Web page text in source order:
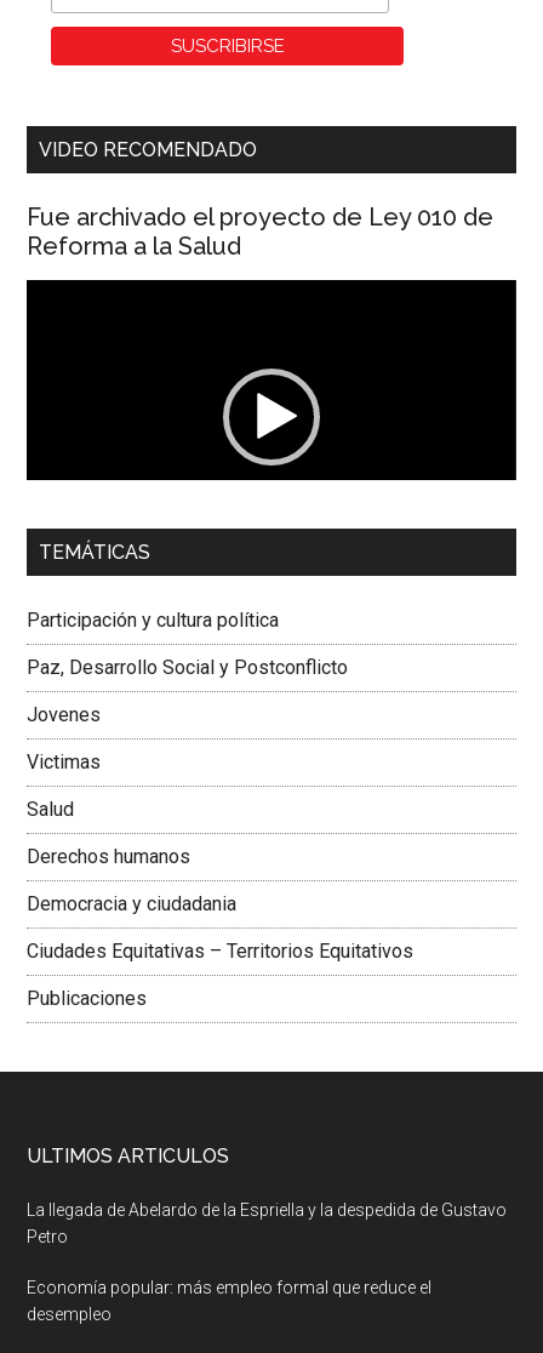
VIDEO RECOMENDADO
Fue archivado el proyecto de Ley 010 de
Reforma a la Salud
00:00 01:04
Dra. Carolina Corcho Mejía,Presidenta Corporación
Colombiana
TEMÁTICAS
Participación y cultura política
Paz, Desarrollo Social y Postconflicto
Jovenes
Victimas
Salud
Derechos humanos
Democracia y ciudadania
Ciudades Equitativas – Territorios Equitativos
Publicaciones
ULTIMOS ARTICULOS
La llegada de Abelardo de la Espriella y la despedida de Gustavo
Petro
Economía popular: más empleo formal que reduce el
desempleo